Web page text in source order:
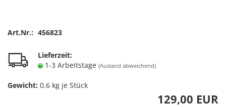
Art.Nr.: 456823
Lieferzeit:
1-3 Arbeitstage (Ausland abweichend)
Gewicht: 0.6 kg je Stück
129,00 EUR